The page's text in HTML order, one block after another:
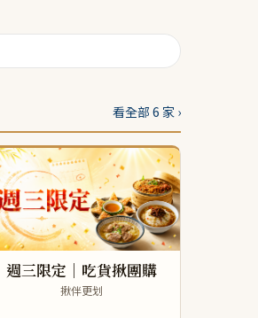
看全部 6 家 ›
週三限定｜吃貨揪團購
揪伴更划